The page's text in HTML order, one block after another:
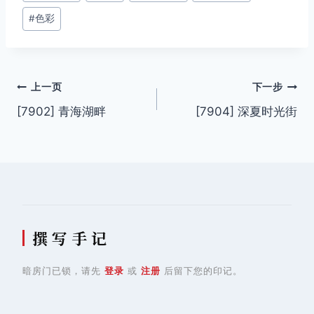
签：
#色彩
文
章
上一页
[7902] 青海湖畔
下一步
[7904] 深夏时光街
撰 写 手 记
暗房门已锁，请先 登录 或 注册 后留下您的印记。